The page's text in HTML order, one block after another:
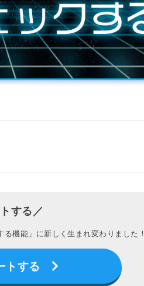
する／
機能」に新しく生まれ変わりました！
トする